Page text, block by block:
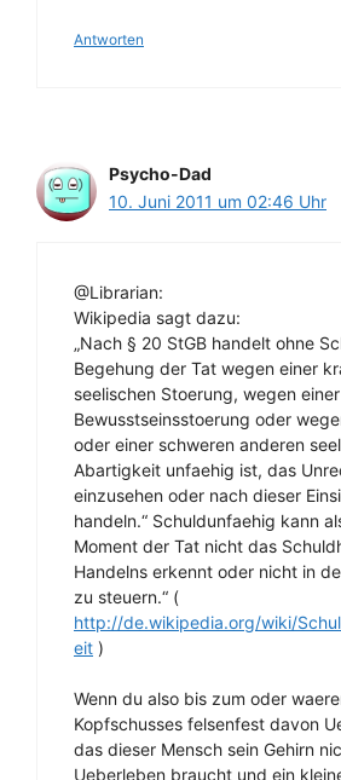
Antworten
Psycho-Dad
10. Juni 2011 um 02:46 Uhr
@Librarian:
Wikipedia sagt dazu:
„Nach § 20 StGB handelt ohne
Begehung der Tat wegen einer
seelischen Stoerung, wegen
Bewusstseinsstoerung oder
oder einer schweren anderen
Abartigkeit unfaehig ist, das
einzusehen oder nach dieser
handeln.“ Schuldunfaehig kann
Moment der Tat nicht das
Handelns erkennt oder nicht in
zu steuern.“ (
http://de.wikipedia.org/wiki/
eit )
Wenn du also bis zum oder
Kopfschusses felsenfest davon
das dieser Mensch sein Gehirn
Ueberleben braucht und ein